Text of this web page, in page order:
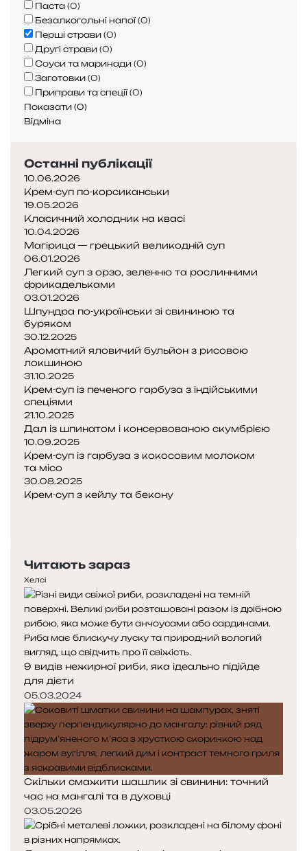
Паста (0)
Безалкогольні напої (0)
Перші страви (0)
Другі страви (0)
Соуси та маринади (0)
Заготовки (0)
Приправи та спеції (0)
Показати (0)
Відміна
Останні публікації
10.06.2026
Крем-суп по-корсиканськи
19.05.2026
Класичний холодник на квасі
10.04.2026
Магірица — грецький великодній суп
06.01.2026
Легкий суп з орзо, зеленню та рослинними
фрикадельками
03.01.2026
Шпундра по-українськи зі свининою та
буряком
30.12.2025
Ароматний яловичий бульйон з рисовою
локшиною
31.10.2025
Крем-суп із печеного гарбуза з індійськими
спеціями
21.10.2025
Дал із шпинатом і консервованою скумбрією
10.09.2025
Крем-суп із гарбуза з кокосовим молоком
та місо
30.08.2025
Крем-суп з кейлу та бекону
р
е
д
н
я
с
т
о
р
і
н
к
а
т
у
п
н
а
с
т
о
р
і
н
к
а
Читають зараз
Хелсі
9 видів нежирної риби, яка ідеально підійде
для дієти
05.03.2024
Скільки смажити шашлик зі свинини: точний
час на мангалі та в духовці
03.05.2026